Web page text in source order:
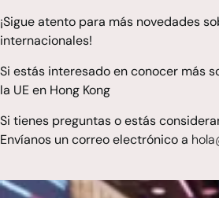
¡Sigue atento para más novedades
internacionales!
Si estás interesado en conocer más
la UE en Hong Kong
Si tienes preguntas o estás
Envíanos un correo electrónico a